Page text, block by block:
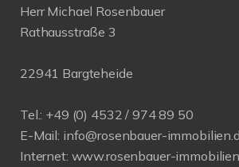
Herr Michael Rosenbauer
Rathausstraße 3
22941 Bargteheide
Tel.: +49 (0) 4532 / 974 89 50
E-Mail: info@rosenbauer-
Internet: www.rosenbauer-